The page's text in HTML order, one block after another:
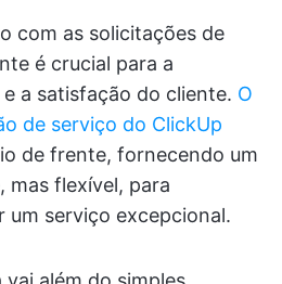
com as solicitações de
é crucial para a
a satisfação do cliente. O
de serviço do ClickUp
de frente, fornecendo um
mas flexível, para
um serviço excepcional.